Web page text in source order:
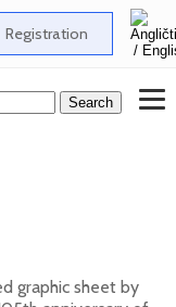
Registration
graphic sheet by